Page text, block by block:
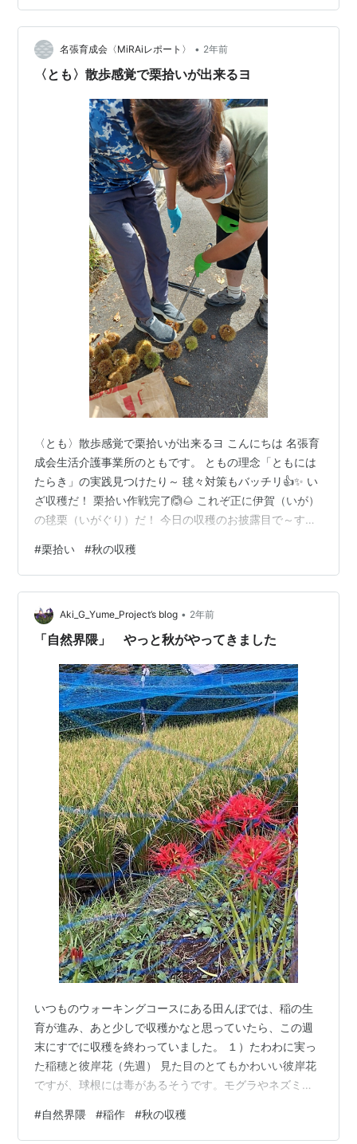
かかる長期戦です。苗に白い芽が、出ていますが4つ目ま
で土壌に埋め込む平行植え仕立ての予定です。 市道の脇
のアイリスは、花を咲かせました。 花が、揃って咲きほ
ころばないのが少し残念です。 無料AI画像生成サイトで
名張育成会〈MiRAiレポート〉 • 2年前
〈とも〉散歩感覚で栗拾いが出来るヨ
〈とも〉散歩感覚で栗拾いが出来るヨ こんにちは 名張育
成会生活介護事業所のともです。 ともの理念「ともには
たらき」の実践見つけたり～ 毬々対策もバッチリ👍✨ い
ざ収穫だ！ 栗拾い作戦完了🙆🌰 これぞ正に伊賀（いが）
の毬栗（いがぐり）だ！ 今日の収穫のお披露目で～す👀
#栗拾い #秋の収穫
Aki_G_Yume_Project’s blog • 2年前
「自然界隈」 やっと秋がやってきました
いつものウォーキングコースにある田んぼでは、稲の生
育が進み、あと少しで収穫かなと思っていたら、この週
末にすでに収穫を終わっていました。 １）たわわに実っ
た稲穂と彼岸花（先週） 見た目のとてもかわいい彼岸花
ですが、球根には毒があるそうです。モグラやネズミの
岸花が植えられることがあるそうです。”鬼除け”ではない
#自然界隈 #稲作 #秋の収穫